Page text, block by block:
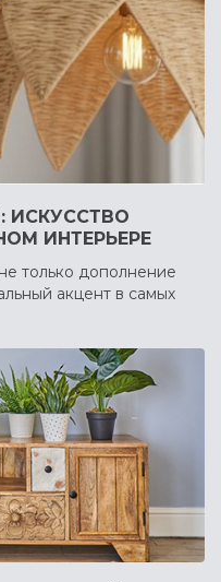
ИСКУССТВО
ИНТЕРЬЕРЕ
только дополнение
акцент в самых